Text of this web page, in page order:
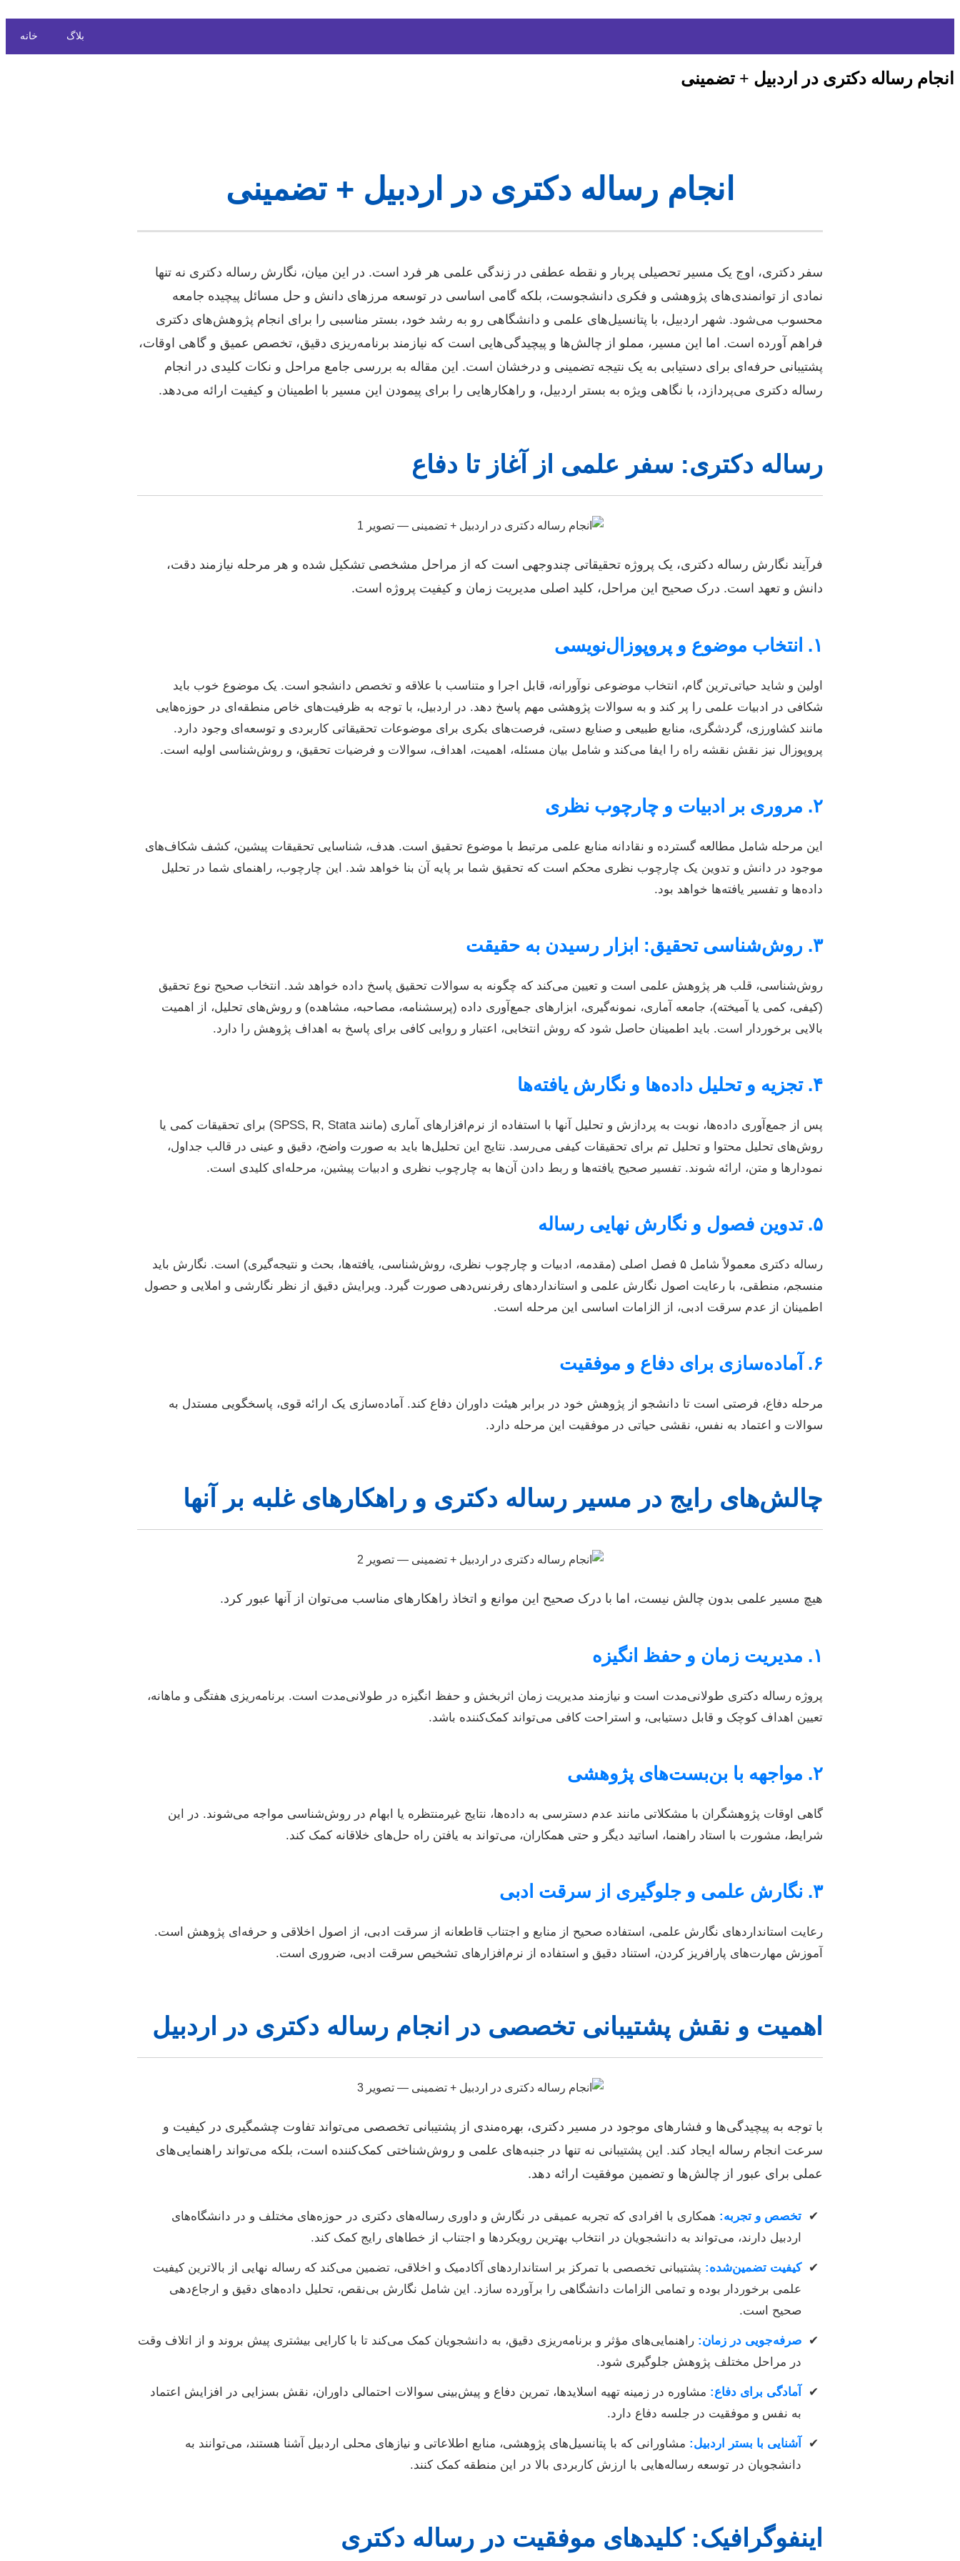
خانه بلاگ
انجام رساله دکتری در اردبیل + تضمینی
انجام رساله دکتری در اردبیل + تضمینی
سفر دکتری، اوج یک مسیر تحصیلی پربار و نقطه عطفی در زندگی علمی هر فرد است. در این میان، نگارش رساله دکتری نه تنها
نمادی از توانمندی‌های پژوهشی و فکری دانشجوست، بلکه گامی اساسی در توسعه مرزهای دانش و حل مسائل پیچیده جامعه
محسوب می‌شود. شهر اردبیل، با پتانسیل‌های علمی و دانشگاهی رو به رشد خود، بستر مناسبی را برای انجام پژوهش‌های دکتری
فراهم آورده است. اما این مسیر، مملو از چالش‌ها و پیچیدگی‌هایی است که نیازمند برنامه‌ریزی دقیق، تخصص عمیق و گاهی اوقات،
پشتیبانی حرفه‌ای برای دستیابی به یک نتیجه تضمینی و درخشان است. این مقاله به بررسی جامع مراحل و نکات کلیدی در انجام
رساله دکتری می‌پردازد، با نگاهی ویژه به بستر اردبیل، و راهکارهایی را برای پیمودن این مسیر با اطمینان و کیفیت ارائه می‌دهد.
رساله دکتری: سفر علمی از آغاز تا دفاع
فرآیند نگارش رساله دکتری، یک پروژه تحقیقاتی چندوجهی است که از مراحل مشخصی تشکیل شده و هر مرحله نیازمند دقت،
دانش و تعهد است. درک صحیح این مراحل، کلید اصلی مدیریت زمان و کیفیت پروژه است.
۱. انتخاب موضوع و پروپوزال‌نویسی
اولین و شاید حیاتی‌ترین گام، انتخاب موضوعی نوآورانه، قابل اجرا و متناسب با علاقه و تخصص دانشجو است. یک موضوع خوب باید
شکافی در ادبیات علمی را پر کند و به سوالات پژوهشی مهم پاسخ دهد. در اردبیل، با توجه به ظرفیت‌های خاص منطقه‌ای در حوزه‌هایی
مانند کشاورزی، گردشگری، منابع طبیعی و صنایع دستی، فرصت‌های بکری برای موضوعات تحقیقاتی کاربردی و توسعه‌ای وجود دارد.
پروپوزال نیز نقش نقشه راه را ایفا می‌کند و شامل بیان مسئله، اهمیت، اهداف، سوالات و فرضیات تحقیق، و روش‌شناسی اولیه است.
۲. مروری بر ادبیات و چارچوب نظری
این مرحله شامل مطالعه گسترده و نقادانه منابع علمی مرتبط با موضوع تحقیق است. هدف، شناسایی تحقیقات پیشین، کشف شکاف‌های
موجود در دانش و تدوین یک چارچوب نظری محکم است که تحقیق شما بر پایه آن بنا خواهد شد. این چارچوب، راهنمای شما در تحلیل
داده‌ها و تفسیر یافته‌ها خواهد بود.
۳. روش‌شناسی تحقیق: ابزار رسیدن به حقیقت
روش‌شناسی، قلب هر پژوهش علمی است و تعیین می‌کند که چگونه به سوالات تحقیق پاسخ داده خواهد شد. انتخاب صحیح نوع تحقیق
(کیفی، کمی یا آمیخته)، جامعه آماری، نمونه‌گیری، ابزارهای جمع‌آوری داده (پرسشنامه، مصاحبه، مشاهده) و روش‌های تحلیل، از اهمیت
بالایی برخوردار است. باید اطمینان حاصل شود که روش انتخابی، اعتبار و روایی کافی برای پاسخ به اهداف پژوهش را دارد.
۴. تجزیه و تحلیل داده‌ها و نگارش یافته‌ها
پس از جمع‌آوری داده‌ها، نوبت به پردازش و تحلیل آنها با استفاده از نرم‌افزارهای آماری (مانند SPSS, R, Stata) برای تحقیقات کمی یا
روش‌های تحلیل محتوا و تحلیل تم برای تحقیقات کیفی می‌رسد. نتایج این تحلیل‌ها باید به صورت واضح، دقیق و عینی در قالب جداول،
نمودارها و متن، ارائه شوند. تفسیر صحیح یافته‌ها و ربط دادن آن‌ها به چارچوب نظری و ادبیات پیشین، مرحله‌ای کلیدی است.
۵. تدوین فصول و نگارش نهایی رساله
رساله دکتری معمولاً شامل ۵ فصل اصلی (مقدمه، ادبیات و چارچوب نظری، روش‌شناسی، یافته‌ها، بحث و نتیجه‌گیری) است. نگارش باید
منسجم، منطقی، با رعایت اصول نگارش علمی و استانداردهای رفرنس‌دهی صورت گیرد. ویرایش دقیق از نظر نگارشی و املایی و حصول
اطمینان از عدم سرقت ادبی، از الزامات اساسی این مرحله است.
۶. آماده‌سازی برای دفاع و موفقیت
مرحله دفاع، فرصتی است تا دانشجو از پژوهش خود در برابر هیئت داوران دفاع کند. آماده‌سازی یک ارائه قوی، پاسخگویی مستدل به
سوالات و اعتماد به نفس، نقشی حیاتی در موفقیت این مرحله دارد.
چالش‌های رایج در مسیر رساله دکتری و راهکارهای غلبه بر آنها
هیچ مسیر علمی بدون چالش نیست، اما با درک صحیح این موانع و اتخاذ راهکارهای مناسب می‌توان از آنها عبور کرد.
۱. مدیریت زمان و حفظ انگیزه
پروژه رساله دکتری طولانی‌مدت است و نیازمند مدیریت زمان اثربخش و حفظ انگیزه در طولانی‌مدت است. برنامه‌ریزی هفتگی و ماهانه،
تعیین اهداف کوچک و قابل دستیابی، و استراحت کافی می‌تواند کمک‌کننده باشد.
۲. مواجهه با بن‌بست‌های پژوهشی
گاهی اوقات پژوهشگران با مشکلاتی مانند عدم دسترسی به داده‌ها، نتایج غیرمنتظره یا ابهام در روش‌شناسی مواجه می‌شوند. در این
شرایط، مشورت با استاد راهنما، اساتید دیگر و حتی همکاران، می‌تواند به یافتن راه حل‌های خلاقانه کمک کند.
۳. نگارش علمی و جلوگیری از سرقت ادبی
رعایت استانداردهای نگارش علمی، استفاده صحیح از منابع و اجتناب قاطعانه از سرقت ادبی، از اصول اخلاقی و حرفه‌ای پژوهش است.
آموزش مهارت‌های پارافریز کردن، استناد دقیق و استفاده از نرم‌افزارهای تشخیص سرقت ادبی، ضروری است.
اهمیت و نقش پشتیبانی تخصصی در انجام رساله دکتری در اردبیل
با توجه به پیچیدگی‌ها و فشارهای موجود در مسیر دکتری، بهره‌مندی از پشتیبانی تخصصی می‌تواند تفاوت چشمگیری در کیفیت و
سرعت انجام رساله ایجاد کند. این پشتیبانی نه تنها در جنبه‌های علمی و روش‌شناختی کمک‌کننده است، بلکه می‌تواند راهنمایی‌های
عملی برای عبور از چالش‌ها و تضمین موفقیت ارائه دهد.
تخصص و تجربه: همکاری با افرادی که تجربه عمیقی در نگارش و داوری رساله‌های دکتری در حوزه‌های مختلف و در دانشگاه‌های
اردبیل دارند، می‌تواند به دانشجویان در انتخاب بهترین رویکردها و اجتناب از خطاهای رایج کمک کند.
کیفیت تضمین‌شده: پشتیبانی تخصصی با تمرکز بر استانداردهای آکادمیک و اخلاقی، تضمین می‌کند که رساله نهایی از بالاترین کیفیت
علمی برخوردار بوده و تمامی الزامات دانشگاهی را برآورده سازد. این شامل نگارش بی‌نقص، تحلیل داده‌های دقیق و ارجاع‌دهی
صحیح است.
صرفه‌جویی در زمان: راهنمایی‌های مؤثر و برنامه‌ریزی دقیق، به دانشجویان کمک می‌کند تا با کارایی بیشتری پیش بروند و از اتلاف وقت
در مراحل مختلف پژوهش جلوگیری شود.
آمادگی برای دفاع: مشاوره در زمینه تهیه اسلایدها، تمرین دفاع و پیش‌بینی سوالات احتمالی داوران، نقش بسزایی در افزایش اعتماد
به نفس و موفقیت در جلسه دفاع دارد.
آشنایی با بستر اردبیل: مشاورانی که با پتانسیل‌های پژوهشی، منابع اطلاعاتی و نیازهای محلی اردبیل آشنا هستند، می‌توانند به
دانشجویان در توسعه رساله‌هایی با ارزش کاربردی بالا در این منطقه کمک کنند.
اینفوگرافیک: کلیدهای موفقیت در رساله دکتری